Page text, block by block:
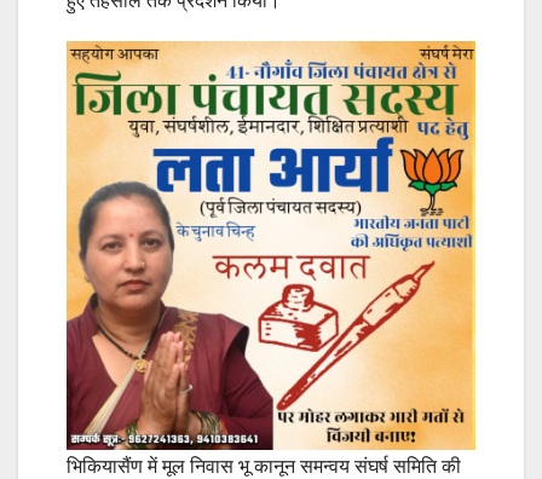
भिकियासैंण में मूल निवास भू कानून समन्वय संघर्ष समिति की